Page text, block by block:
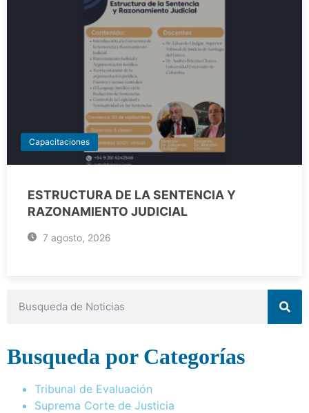
Capacitaciones
ESTRUCTURA DE LA SENTENCIA Y
RAZONAMIENTO JUDICIAL
7 agosto, 2026
Busqueda por Categorías
Tribunal de Evaluación
Suprema Corte de Justicia